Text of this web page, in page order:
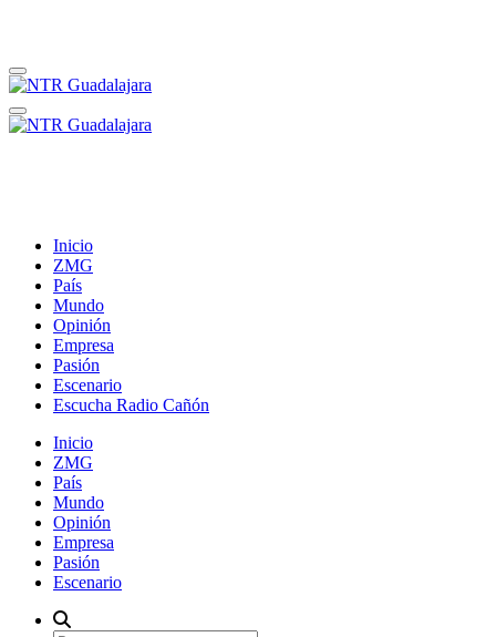
Inicio
ZMG
País
Mundo
Opinión
Empresa
Pasión
Escenario
Escucha Radio Cañón
Inicio
ZMG
País
Mundo
Opinión
Empresa
Pasión
Escenario